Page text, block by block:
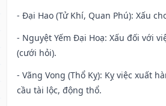
- Đại Hao (Tử Khí, Quan Phú): Xấu
- Nguyệt Yếm Đại Hoạ: Xấu đối với
(cưới hỏi).
- Vãng Vong (Thổ Kỵ): Kỵ việc xuất
cầu tài lộc, động thổ.